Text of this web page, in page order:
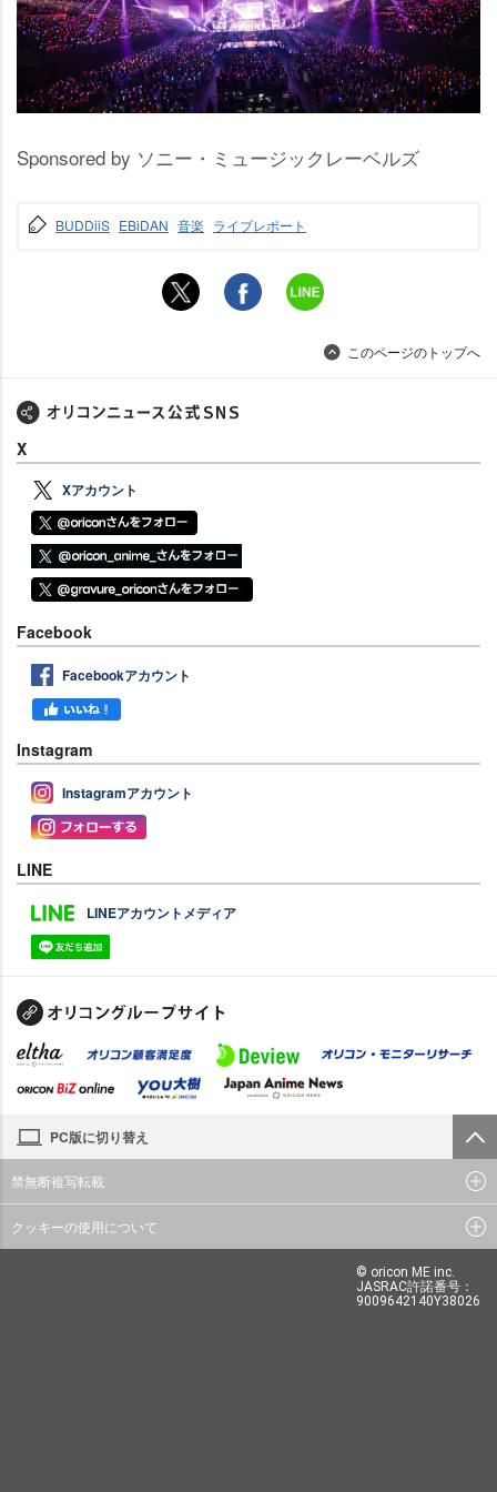
Sponsored by ソニー・ミュージックレーベルズ
BUDDiiS EBiDAN 音楽 ライブレポート
このページのトップへ
X
Xアカウント
Facebook
Facebookアカウント
Instagram
Instagramアカウント
LINE
LINEアカウントメディア
PC版に切り替え
禁無断複写転載
クッキーの使用について
© oricon ME inc.
JASRAC許諾番号：
9009642140Y38026